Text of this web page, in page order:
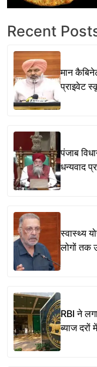
Recent
मान
प्राइवेट
पंजाब
धन्यवाद
स्वास्थ्य
लोगों तक
RBI ने
ब्याज दरों